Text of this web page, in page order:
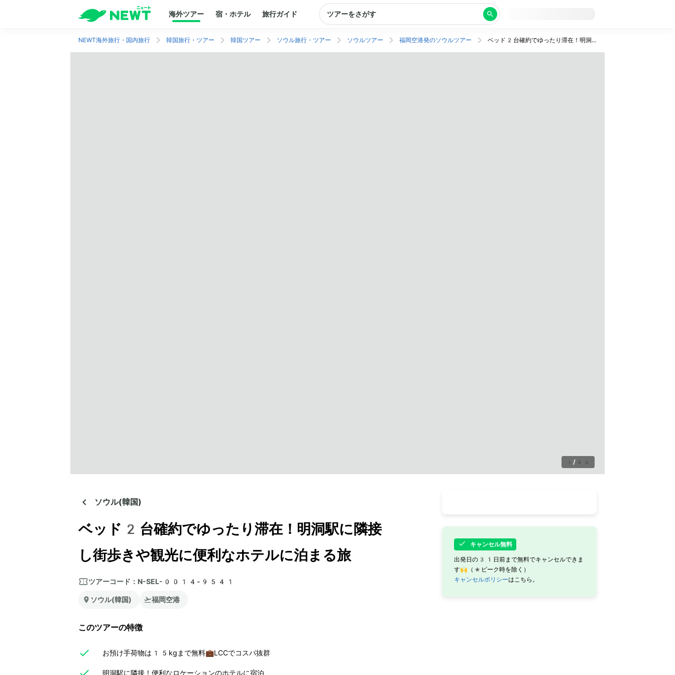
海外ツアー 宿・ホテル 旅行ガイド ツアーをさがす
NEWT海外旅行・国内旅行 韓国旅行・ツアー 韓国ツアー ソウル旅行・ツアー ソウルツアー 福岡空港発のソウルツアー ベッド2台確約でゆったり滞在！明洞駅に隣接し街歩きや観光に便利なホテルに泊まる旅
1 / 45
ソウル(韓国)
ベッド2台確約でゆったり滞在！明洞駅に隣接
し街歩きや観光に便利なホテルに泊まる旅
ツアーコード： N-SEL-0014-9541
ソウル(韓国) 福岡空港
このツアーの特徴
お預け手荷物は15kgまで無料💼LCCでコスパ抜群
明洞駅に隣接！便利なロケーションのホテルに宿泊
キャンセル無料
出発日の31日前まで無料でキャンセルできま
す🙌（*ピーク時を除く）
キャンセルポリシーはこちら。